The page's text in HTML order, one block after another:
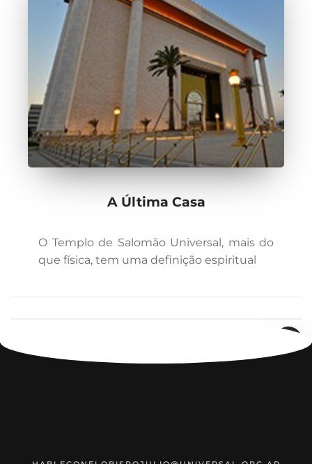
A Última Casa
O Templo de Salomão Universal, mais do
que física, tem uma definição espiritual